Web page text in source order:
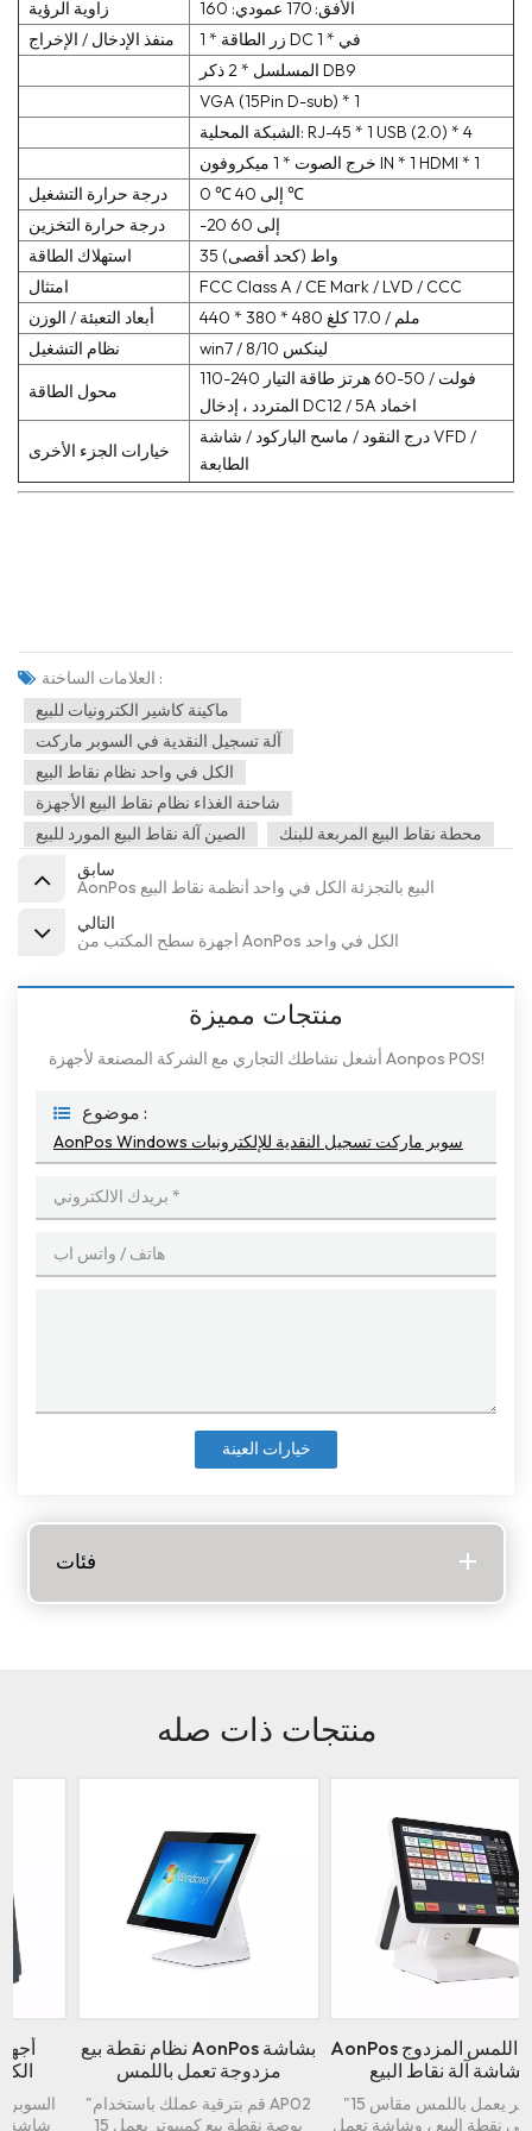
زاوية الرؤية
الأفق: 170 عمودي: 160
منفذ الإدخال / الإخراج
1 * زر الطاقة
DC في * 1
المسلسل * 2 ذكر DB9
VGA (15Pin D-sub) * 1
الشبكة المحلية: RJ-45 * 1 USB (2.0) * 4
خرج الصوت * 1 ميكروفون IN * 1 HDMI * 1
درجة حرارة التشغيل
0 ℃ إلى 40 ℃
درجة حرارة التخزين
-20 إلى 60
استهلاك الطاقة
35 واط (كحد أقصى)
امتثال
FCC Class A / CE Mark / LVD / CCC
أبعاد التعبئة / الوزن
440 * 380 * 480 ملم / 17.0
كلغ
نظام التشغيل
win7 / 8/10 لينكس
محول الطاقة
110-240 فولت / 50-60 هرتز طاقة التيار
المتردد ،
إدخال DC12 / 5A اخماد
خيارات الجزء الأخرى
درج النقود / ماسح الباركود / شاشة VFD /
الطابعة
العلامات الساخنة :
ماكينة كاشير الكترونيات للبيع
آلة تسجيل النقدية في السوبر ماركت
الكل في واحد نظام نقاط البيع
شاحنة الغذاء نظام نقاط البيع الأجهزة
الصين آلة نقاط البيع المورد للبيع
محطة نقاط البيع المربعة للبنك
سابق
AonPos البيع بالتجزئة الكل في واحد أنظمة نقاط البيع
التالي
أجهزة سطح المكتب من AonPos الكل في واحد
منتجات مميزة
أشعل نشاطك التجاري مع الشركة المصنعة لأجهزة Aonpos POS!
موضوع :
AonPos Windows سوبر ماركت تسجيل النقدية للإلكترونيات
خيارات العينة
فئات
منتجات ذات صله
نوافذ AonPos الرقمية الكل في
مكان واحد
أحدث نقطة بيع للإلكترونيات التي
تعمل بنظام Windows بدون إطار ،
AonPos الجملة ويندوز شاشة
تعمل باللمس Pos الطرفية
"تعزيز الكفاءة وتحسين التجربة -
آلات دفع الكل في واحد عالية الأداء